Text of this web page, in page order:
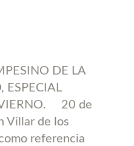
DE LA
ESPECIAL
20 de
Villar de los
referencia